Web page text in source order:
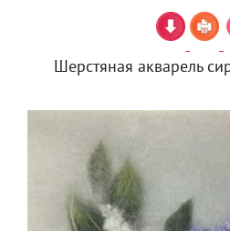
Шерстяная акварель